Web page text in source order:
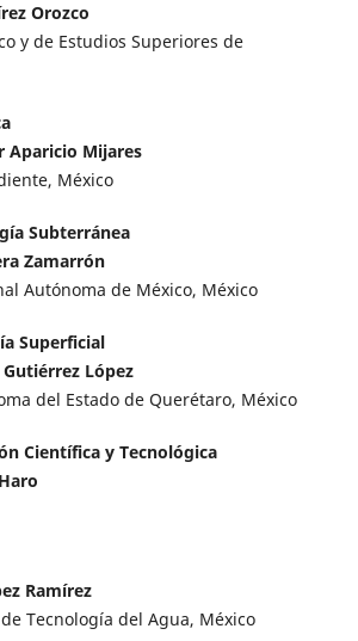
Orozco
y de Estudios Superiores de
Aparicio Mijares
México
Subterránea
Zamarrón
Autónoma de México, México
Superficial
López
del Estado de Querétaro, México
Científica y Tecnológica
Ramírez
Tecnología del Agua, México